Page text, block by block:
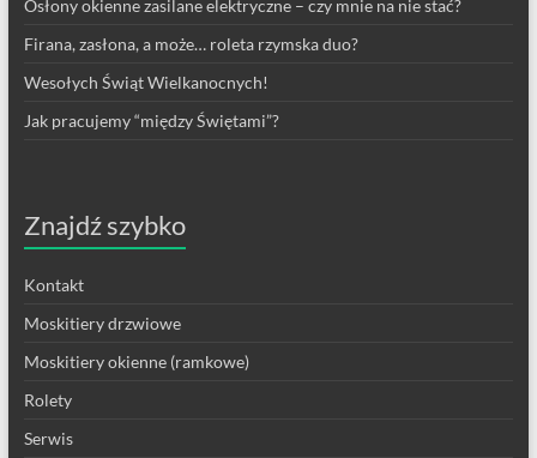
Osłony okienne zasilane elektryczne – czy mnie na nie stać?
Firana, zasłona, a może… roleta rzymska duo?
Wesołych Świąt Wielkanocnych!
Jak pracujemy “między Świętami”?
Znajdź szybko
Kontakt
Moskitiery drzwiowe
Moskitiery okienne (ramkowe)
Rolety
Serwis